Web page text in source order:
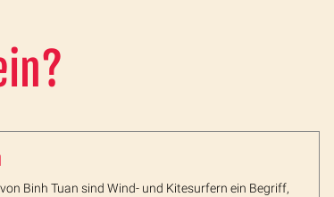
Binh Tuan sind Wind- und Kitesurfern ein Begriff,